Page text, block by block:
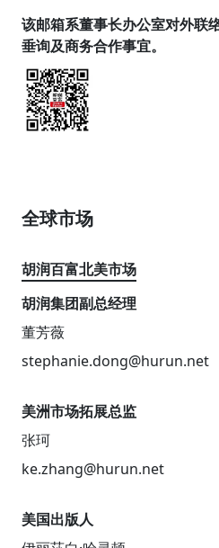
该邮箱系董事长办公室对外联
垂询及商务合作事宜。
全球市场
胡润百富北美市场
胡润集团副总经理
董芳薇
stephanie.dong@hurun.net
美洲市场拓展总监
张珂
ke.zhang@hurun.net
美国出版人